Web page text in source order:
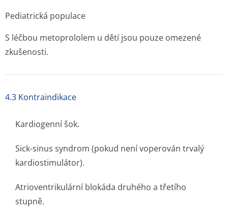
Pediatrická populace
S léčbou metoprololem u dětí jsou pouze omezené
zkušenosti.
4.3 Kontraindikace
Kardiogenní šok.
Sick-sinus syndrom (pokud není voperován trvalý
kardiostimulátor).
Atrioventrikulární blokáda druhého a třetího
stupně.